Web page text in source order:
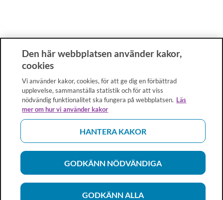
Den här webbplatsen använder kakor,
cookies
Vi använder kakor, cookies, för att ge dig en förbättrad
upplevelse, sammanställa statistik och för att viss
nödvändig funktionalitet ska fungera på webbplatsen. Läs
mer om hur vi använder kakor
HANTERA KAKOR
GODKÄNN NÖDVÄNDIGA
GODKÄNN ALLA